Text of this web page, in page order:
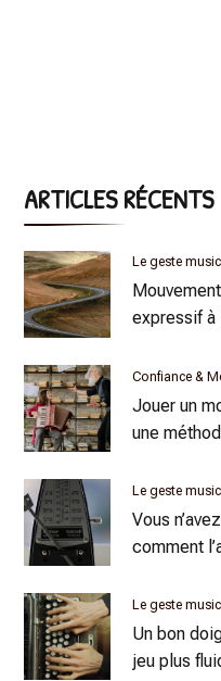
ARTICLES RÉCENTS
Le geste
expressif à
Confiance &
Jouer un
une
Le geste
Vous
comment
Le geste
Un bon
jeu plus